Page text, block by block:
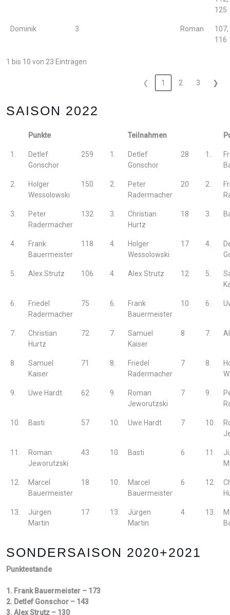
125
Dominik 3 Roman
107,
116
1 bis 10 von 23 Einträgen
❮ 1 2 3 ❯
SAISON 2022
Punkte Teilnahmen
1.
Detlef
Gonschor
259 1.
Detlef
Gonschor
28 1.
2.
Holger
Wessolowski
150 2.
Peter
Radermacher
20 2.
3.
Peter
Radermacher
132 3.
Christian
Hurtz
18 3.
4.
Frank
Bauermeister
118 4.
Holger
Wessolowski
17 4.
5. Alex Strutz 106 4. Alex Strutz 12 5.
6.
Friedel
Radermacher
75 6.
Frank
Bauermeister
10 6.
7.
Christian
Hurtz
72 7.
Samuel
Kaiser
8 7.
8.
Samuel
Kaiser
71 8.
Friedel
Radermacher
7 8.
9. Uwe Hardt 62 9.
Roman
Jeworutzski
7 9.
10. Basti 57 10. Uwe Hardt 7 10.
11.
Roman
Jeworutzski
43 10. Basti 6 11.
12.
Marcel
Bauermeister
18 10.
Marcel
Bauermeister
6 12.
13.
Jürgen
Martin
17 13.
Jürgen
Martin
4 13.
SONDERSAISON 2020+2021
Punktestande
1. Frank Bauermeister – 173
2. Detlef Gonschor – 143
3. Alex Strutz – 130